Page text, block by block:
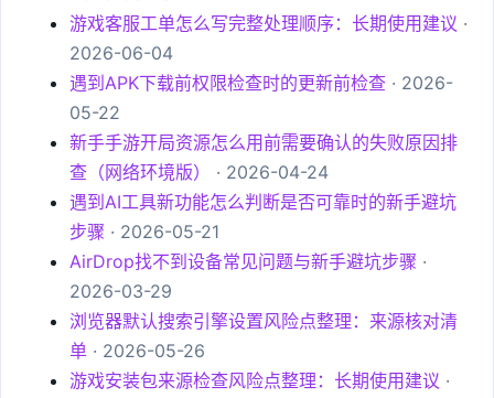
游戏客服工单怎么写完整处理顺序：长期使用建议 ·
2026-06-04
遇到APK下载前权限检查时的更新前检查 · 2026-
05-22
新手手游开局资源怎么用前需要确认的失败原因排
查（网络环境版）
· 2026-04-24
遇到AI工具新功能怎么判断是否可靠时的新手避坑
步骤 · 2026-05-21
AirDrop找不到设备常见问题与新手避坑步骤 ·
2026-03-29
浏览器默认搜索引擎设置风险点整理：来源核对清
单 · 2026-05-26
游戏安装包来源检查风险点整理：长期使用建议 ·